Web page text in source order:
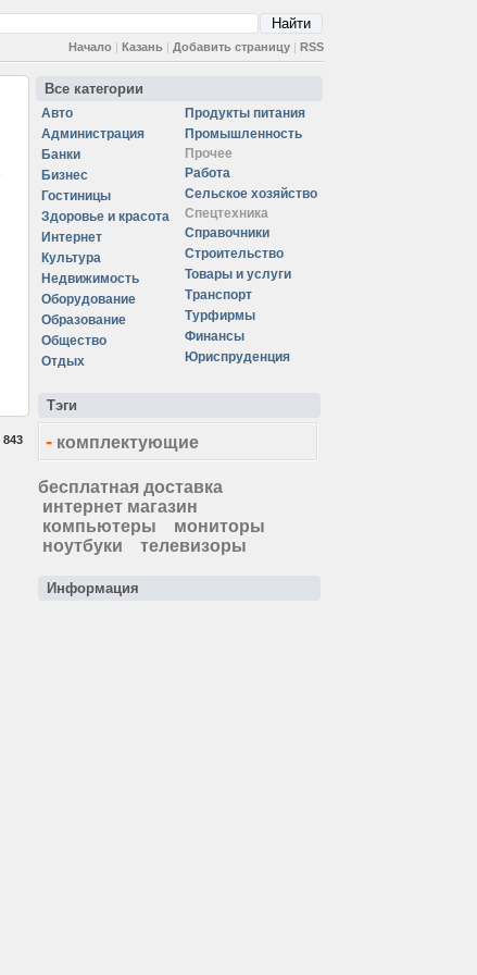
Начало | Казань | Добавить страницу | RSS
843
Все категории
Авто
Администрация
Банки
Бизнес
Гостиницы
Здоровье и красота
Интернет
Культура
Недвижимость
Оборудование
Образование
Общество
Отдых
Продукты питания
Промышленность
Прочее
Работа
Сельское хозяйство
Спецтехника
Справочники
Строительство
Товары и услуги
Транспорт
Турфирмы
Финансы
Юриспруденция
Тэги
- комплектующие
бесплатная доставка
интернет магазин
компьютеры
мониторы
ноутбуки
телевизоры
Информация